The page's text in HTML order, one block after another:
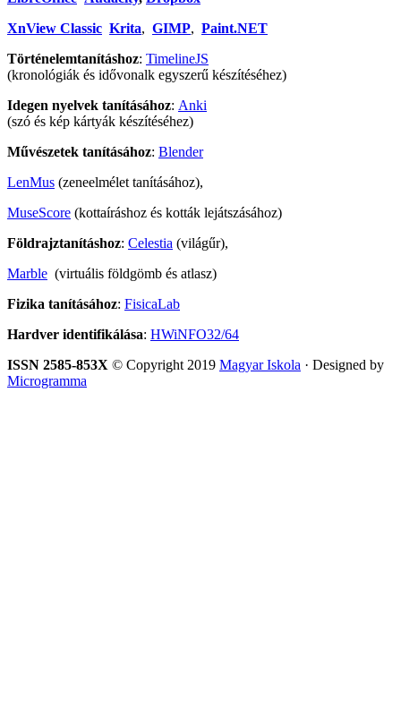
XnView Classic Krita, GIMP, Paint.NET
Történelemtanításhoz: TimelineJS
(kronológiák és idővonalk egyszerű készítéséhez)
Idegen nyelvek tanításához: Anki
(szó és kép kártyák készítéséhez)
Művészetek tanításához: Blender
LenMus (zeneelmélet tanításához),
MuseScore (kottaíráshoz és kották lejátszásához)
Földrajztanításhoz: Celestia (világűr),
Marble (virtuális földgömb és atlasz)
Fizika tanításához: FisicaLab
Hardver identifikálása: HWiNFO32/64
ISSN 2585-853X © Copyright 2019 Magyar Iskola · Designed by
Microgramma